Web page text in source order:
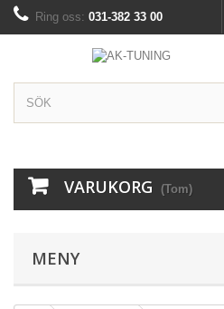
Ring oss: 031-382 33 00
VARUKORG (Tom)
MENY